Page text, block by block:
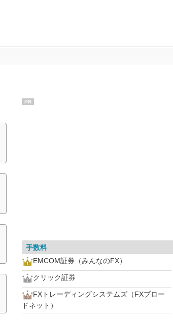
PR
手数料
EMCOM証券（みんなのFX）
クリック証券
FXトレーディングシステムズ（FXブロー
ドネット）